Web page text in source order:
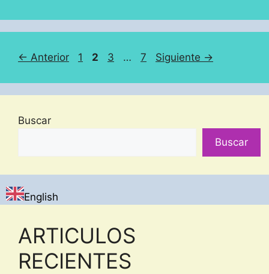
← Anterior Página
1 Página
2 Página
3 … Página
7 Siguiente →
Buscar
Buscar
English
ARTICULOS
RECIENTES